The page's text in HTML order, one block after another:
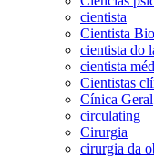
cientista
Cientista
cientista do
cientista
Cientistas
Cínica Geral
circulating
Cirurgia
cirurgia da